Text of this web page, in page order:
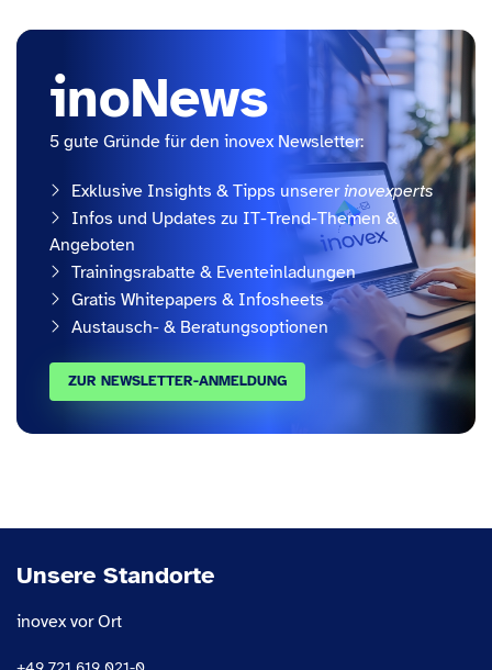
inoNews
5 gute Gründe für den inovex Newsletter:
Exklusive Insights & Tipps unserer inovexperts
Infos und Updates zu IT-Trend-Themen &
Angeboten
Trainingsrabatte & Eventeinladungen
Gratis Whitepapers & Infosheets
Austausch- & Beratungsoptionen
ZUR NEWSLETTER-ANMELDUNG
Unsere Standorte
inovex vor Ort